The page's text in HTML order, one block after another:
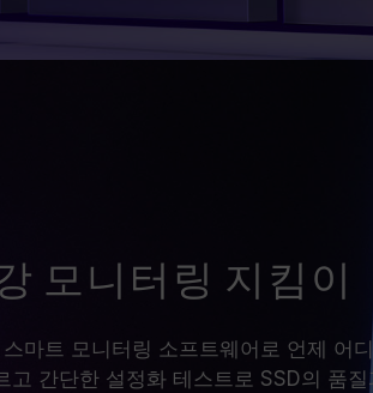
모니터링 지킴이
마트 모니터링 소프트웨어로 언제 어
고 간단한 설정화 테스트로 SSD의 품질